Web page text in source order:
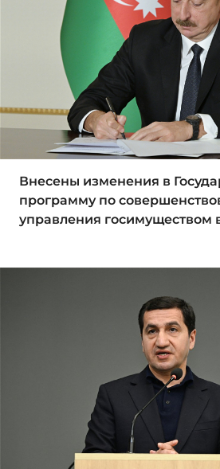
Внесены изменения в
программу по
управления госимуществом